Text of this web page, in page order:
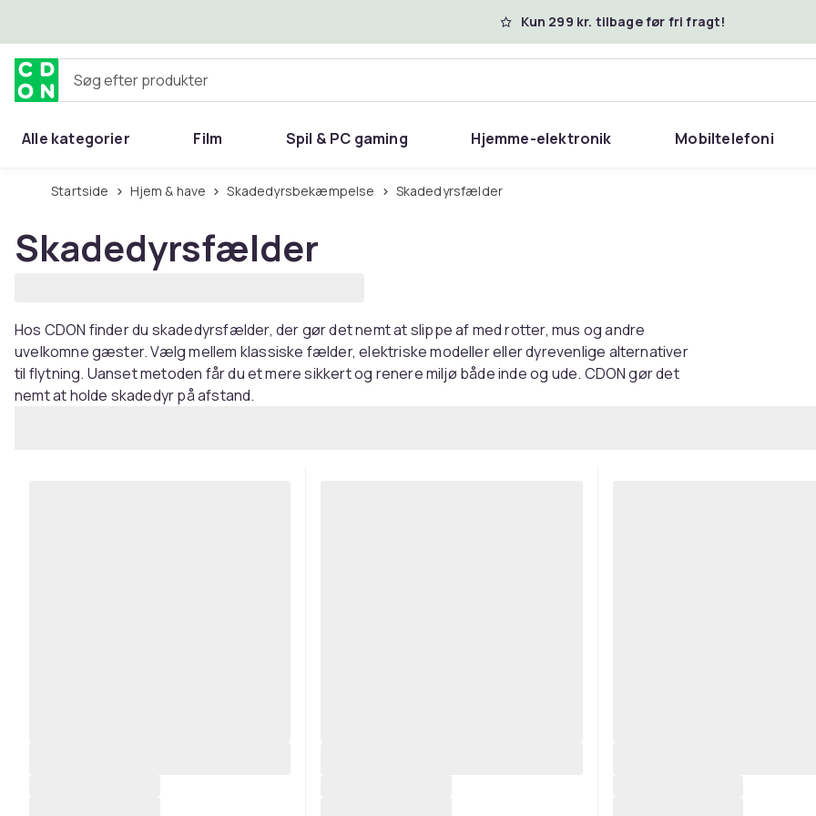
Kun 299 kr. tilbage før fri fragt!
Søg efter produkter
Alle kategorier Film Spil & PC gaming Hjemme-elektronik Mobiltelefoni
Hjem & have
Startside Hjem & have Skadedyrsbekæmpelse Skadedyrsfælder
Skadedyrsfælder
Hos CDON finder du skadedyrsfælder, der gør det nemt at slippe af med rotter, mus og andre
uvelkomne gæster. Vælg mellem klassiske fælder, elektriske modeller eller dyrevenlige alternativer
til flytning. Uanset metoden får du et mere sikkert og renere miljø både inde og ude. CDON gør det
nemt at holde skadedyr på afstand.